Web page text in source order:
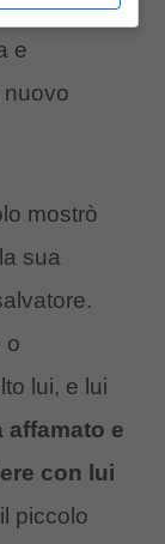
e
nuovo
mostrò
sua
o
lui, e lui
affamato e
con lui
piccolo